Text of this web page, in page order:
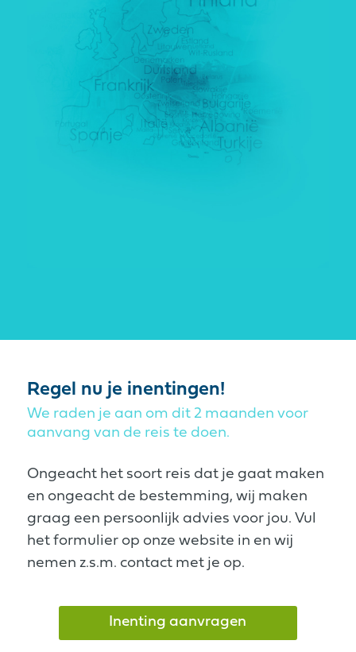
Regel nu je inentingen!
We raden je aan om dit 2 maanden voor
aanvang van de reis te doen.
Ongeacht het soort reis dat je gaat maken
en ongeacht de bestemming, wij maken
graag een persoonlijk advies voor jou. Vul
het formulier op onze website in en wij
nemen z.s.m. contact met je op.
Inenting aanvragen